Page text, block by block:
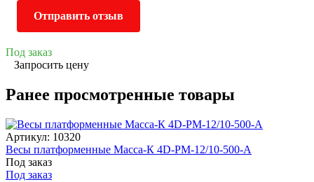
Отправить отзыв
Под заказ
Запросить цену
Ранее просмотренные товары
Артикул: 10320
Весы платформенные Масса-К 4D-PM-12/10-500-A
Под заказ
Под заказ